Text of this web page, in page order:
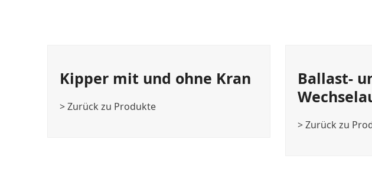
Kipper mit und ohne Kran
> Zurück zu Produkte
Ballast-
> Zurück zu